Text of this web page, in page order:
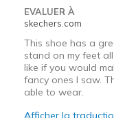
EVALUER À
skechers.com
This shoe has a
stand on my feet
like if you would
fancy ones I saw.
able to wear.
Afficher la